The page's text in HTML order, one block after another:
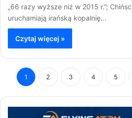
„66 razy wyższe niż w 2015 r.”;
uruchamiają irańską kopalnię…
Czytaj więcej »
1 2 3 4 5